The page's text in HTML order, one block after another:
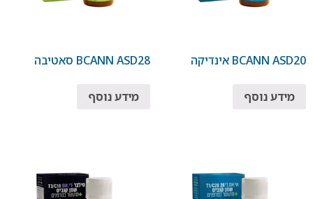
BCANN ASD20 אינדיקה
מידע נוסף
BCANN ASD28 סאטיבה
מידע נוסף